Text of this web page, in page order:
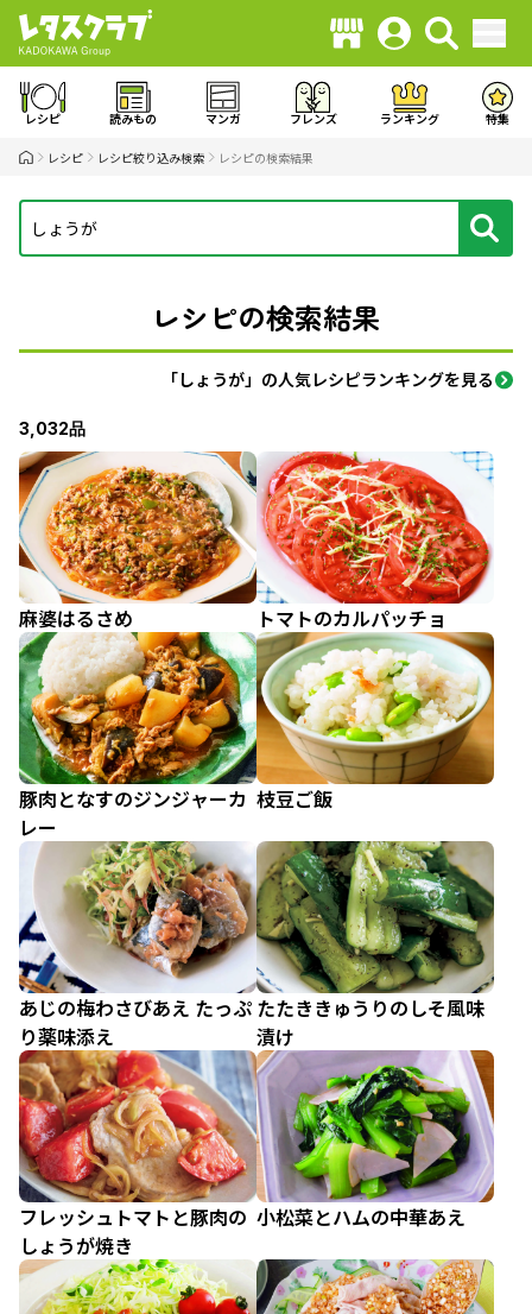
レシピ 読みもの マンガ フレンズ ランキング 特集
レシピ レシピ絞り込み検索 レシピの検索結果
レシピの検索結果
「しょうが」の人気レシピランキングを見る
3,032品
麻婆はるさめ トマトのカルパッチョ
豚肉となすのジンジャーカ
レー
枝豆ご飯
あじの梅わさびあえ たっぷ
り薬味添え
たたききゅうりのしそ風味
漬け
フレッシュトマトと豚肉の
しょうが焼き
小松菜とハムの中華あえ